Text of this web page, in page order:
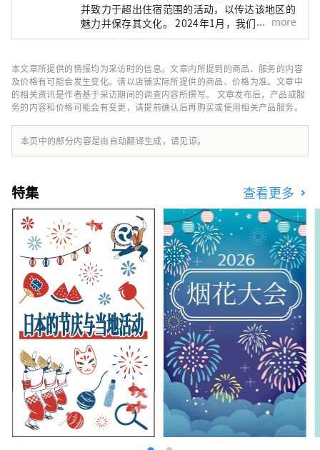
并致力于超出住宿范围的活动，以传达该地区的
魅力并保存其文化。 2024年1月，我们将发布
神津岛旅游应用程序“Marutto！ 神津岛 ”！
在出行前了解神津岛的“神津岛岛双六”，二是
只有到过神津岛的人才能体验的“戏剧性语音导
览”。当然，这款应用程序也提供英语版本。我
们的目标是让不仅日本游客，而且海外游客也能
了解神津岛的真正魅力，并创造与岛上居民成为
朋友的机会。
more
本文章所提供的情报均为采访时的信息。文章内所提到的商品、服务的内容
及价格有可能会发生变化。请以店铺实际所提供的商品、价格为准。文章中
的相关资讯是作者基于采访期间的调查内容所撰写。 文章发布后，产品或服
务的内容和价格可能会有变更，请提前确认后再购买或使用相关产品服务。
本页中的部分内容是由自动翻译生成，请见谅。
特集 查看更多